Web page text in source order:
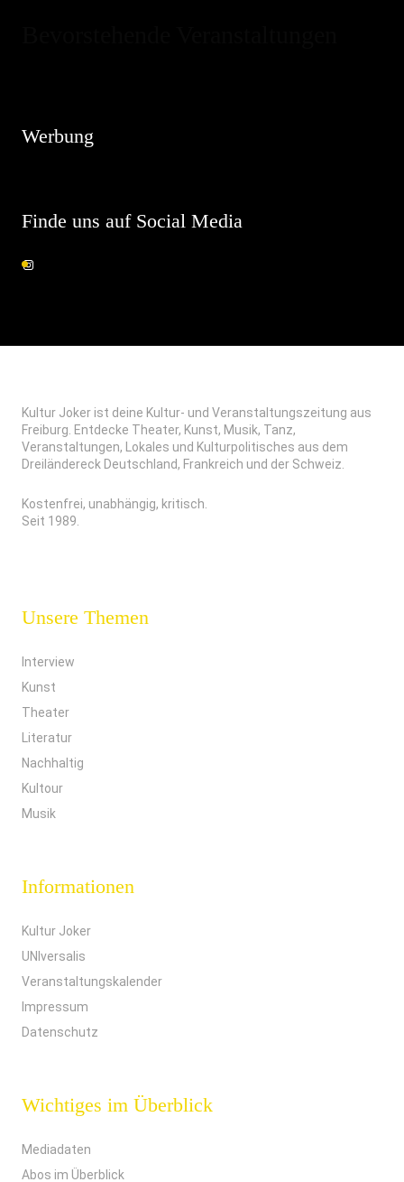
Werbung
Finde uns auf Social Media
Kultur Joker ist deine Kultur- und Veranstaltungszeitung aus
Freiburg. Entdecke Theater, Kunst, Musik, Tanz,
Veranstaltungen, Lokales und Kulturpolitisches aus dem
Dreiländereck Deutschland, Frankreich und der Schweiz.
Kostenfrei, unabhängig, kritisch.
Seit 1989.
Unsere Themen
Interview
Kunst
Theater
Literatur
Nachhaltig
Kultour
Musik
Informationen
Kultur Joker
UNIversalis
Veranstaltungskalender
Impressum
Datenschutz
Wichtiges im Überblick
Mediadaten
Abos im Überblick